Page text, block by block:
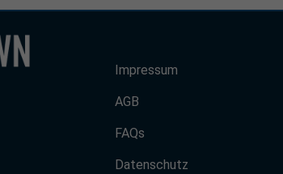
Impressum
AGB
FAQs
Datenschutz